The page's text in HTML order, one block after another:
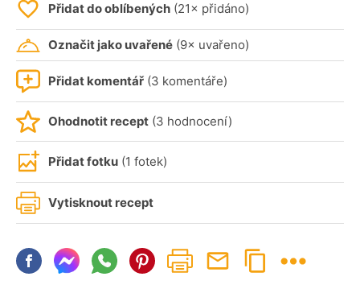
Přidat do oblíbených (21× přidáno)
Označit jako uvařené (9× uvařeno)
Přidat komentář (3 komentáře)
Ohodnotit recept (3 hodnocení)
Přidat fotku (1 fotek)
Vytisknout recept